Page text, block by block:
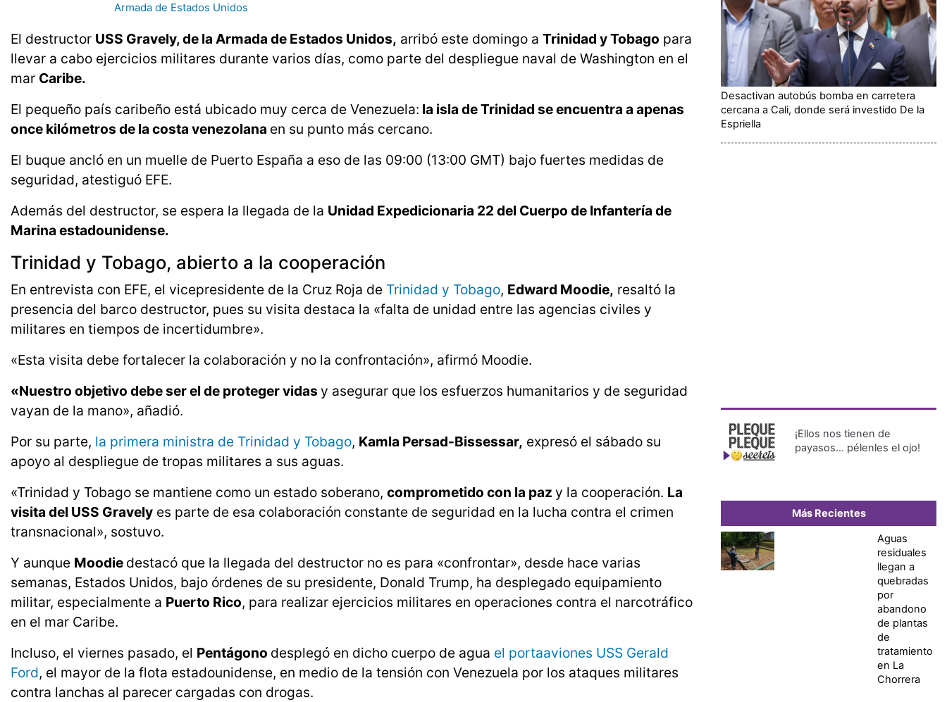
Armada de Estados Unidos
El destructor USS Gravely, de la Armada de Estados Unidos, arribó este domingo a Trinidad y Tobago para
llevar a cabo ejercicios militares durante varios días, como parte del despliegue naval de Washington en el
mar Caribe.
El pequeño país caribeño está ubicado muy cerca de Venezuela: la isla de Trinidad se encuentra a apenas
once kilómetros de la costa venezolana en su punto más cercano.
El buque ancló en un muelle de Puerto España a eso de las 09:00 (13:00 GMT) bajo fuertes medidas de
seguridad, atestiguó EFE.
Además del destructor, se espera la llegada de la Unidad Expedicionaria 22 del Cuerpo de Infantería de
Marina estadounidense.
Trinidad y Tobago, abierto a la cooperación
En entrevista con EFE, el vicepresidente de la Cruz Roja de Trinidad y Tobago, Edward Moodie, resaltó la
presencia del barco destructor, pues su visita destaca la «falta de unidad entre las agencias civiles y
militares en tiempos de incertidumbre».
«Esta visita debe fortalecer la colaboración y no la confrontación», afirmó Moodie.
«Nuestro objetivo debe ser el de proteger vidas y asegurar que los esfuerzos humanitarios y de seguridad
vayan de la mano», añadió.
Por su parte, la primera ministra de Trinidad y Tobago, Kamla Persad-Bissessar, expresó el sábado su
apoyo al despliegue de tropas militares a sus aguas.
«Trinidad y Tobago se mantiene como un estado soberano, comprometido con la paz y la cooperación. La
visita del USS Gravely es parte de esa colaboración constante de seguridad en la lucha contra el crimen
transnacional», sostuvo.
Y aunque Moodie destacó que la llegada del destructor no es para «confrontar», desde hace varias
semanas, Estados Unidos, bajo órdenes de su presidente, Donald Trump, ha desplegado equipamiento
militar, especialmente a Puerto Rico, para realizar ejercicios militares en operaciones contra el narcotráfico
en el mar Caribe.
Incluso, el viernes pasado, el Pentágono desplegó en dicho cuerpo de agua el portaaviones USS Gerald
Ford, el mayor de la flota estadounidense, en medio de la tensión con Venezuela por los ataques militares
contra lanchas al parecer cargadas con drogas.
Desactivan autobús bomba en carretera
cercana a Cali, donde será investido De la
Espriella
¡Ellos nos tienen de
payasos… pélenles el ojo!
Más Recientes
Aguas
residuales
llegan a
quebradas
por
abandono
de plantas
de
tratamiento
en La
Chorrera